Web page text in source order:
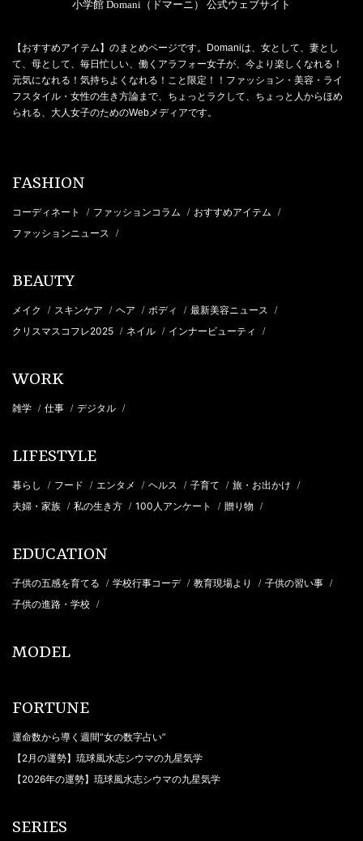
小学館 Domani（ドマーニ） 公式ウェブサイト
【おすすめアイテム】のまとめページです。Domaniは、女として、妻とし
て、母として、毎日忙しい、働くアラフォー女子が、今より楽しくなれる！
元気になれる！気持ちよくなれる！こと限定！！ファッション・美容・ライ
フスタイル・女性の生き方論まで、ちょっとラクして、ちょっと人からほめ
られる、大人女子のためのWebメディアです。
FASHION
コーディネート / ファッションコラム / おすすめアイテム /
ファッションニュース /
BEAUTY
メイク / スキンケア / ヘア / ボディ / 最新美容ニュース /
クリスマスコフレ2025 / ネイル / インナービューティ /
WORK
雑学 / 仕事 / デジタル /
LIFESTYLE
暮らし / フード / エンタメ / ヘルス / 子育て / 旅・お出かけ /
夫婦・家族 / 私の生き方 / 100人アンケート / 贈り物 /
EDUCATION
子供の五感を育てる / 学校行事コーデ / 教育現場より / 子供の習い事 /
子供の進路・学校 /
MODEL
FORTUNE
運命数から導く週間“女の数字占い”
【2月の運勢】琉球風水志シウマの九星気学
【2026年の運勢】琉球風水志シウマの九星気学
SERIES